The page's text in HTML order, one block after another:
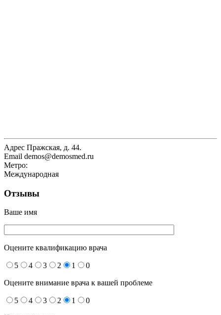
Адрес Пражская, д. 44.
Email demos@demosmed.ru
Метро:
Международная
Отзывы
Ваше имя
Оцените квалификацию врача
5 4 3 2 1 0
Оцените внимание врача к вашей проблеме
5 4 3 2 1 0